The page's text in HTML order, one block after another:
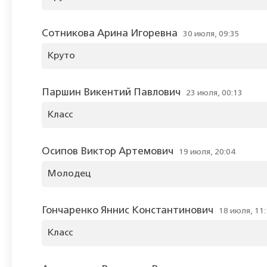
Сотникова Арина Игоревна 30 июля, 09:35
Круто
Паршин Викентий Павлович 23 июля, 00:13
Класс
Осипов Виктор Артемович 19 июля, 20:04
Молодец
Гончаренко Яннис Константинович 18 июля,
Класс